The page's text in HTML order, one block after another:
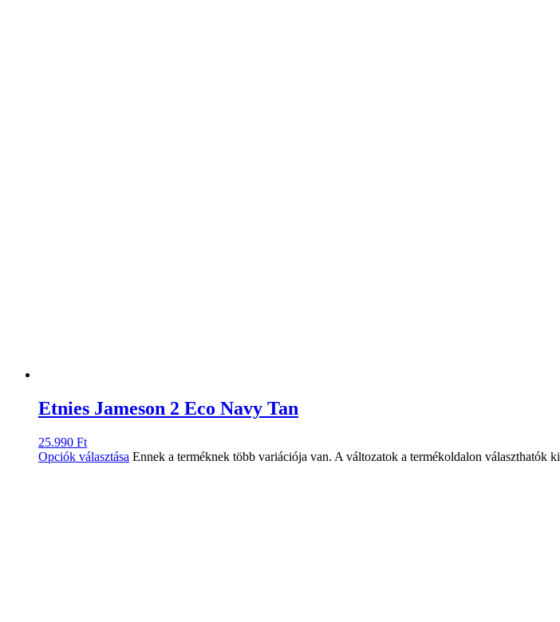
Etnies Jameson 2 Eco Navy Tan
25.990 Ft
Opciók választása Ennek a terméknek több variációja van. A változatok a termékoldalon választhatók ki